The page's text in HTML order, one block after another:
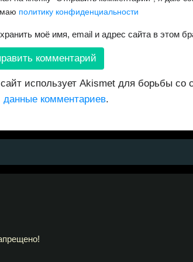
политику конфиденциальности
моё имя, email и адрес сайта в этом
использует Akismet для борьбы
комментариев.